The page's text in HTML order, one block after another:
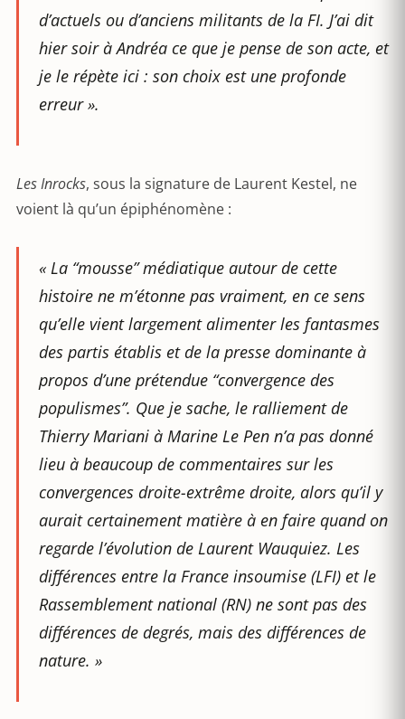
d’actuels ou d’anciens militants de la FI. J’ai dit
hier soir à Andréa ce que je pense de son acte, et
je le répète ici : son choix est une profonde
erreur ».
Les Inrocks, sous la signature de Laurent Kestel, ne
voient là qu’un épiphénomène :
« La “mousse” médiatique autour de cette
histoire ne m’étonne pas vraiment, en ce sens
qu’elle vient largement alimenter les fantasmes
des partis établis et de la presse dominante à
propos d’une prétendue “convergence des
populismes”. Que je sache, le ralliement de
Thierry Mariani à Marine Le Pen n’a pas donné
lieu à beaucoup de commentaires sur les
convergences droite-extrême droite, alors qu’il y
aurait certainement matière à en faire quand on
regarde l’évolution de Laurent Wauquiez. Les
différences entre la France insoumise (LFI) et le
Rassemblement national (RN) ne sont pas des
différences de degrés, mais des différences de
nature. »